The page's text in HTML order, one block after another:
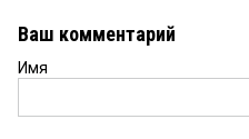
Ваш комментарий
Имя